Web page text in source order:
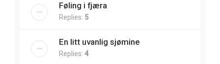
Føling i fjæra
Replies: 5
En litt uvanlig sjømine
Replies: 4